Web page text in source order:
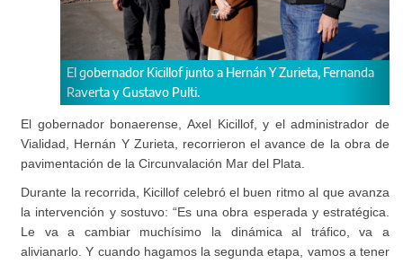
Fernanda
La obra prevé la pavimentación del Camino
045-02.
El gobernador bonaerense, Axel Kicillof, y el administrador de
Vialidad, Hernán Y Zurieta, recorrieron el avance de la obra de
pavimentación de la Circunvalación Mar del Plata.
Durante la recorrida, Kicillof celebró el buen ritmo al que avanza
la intervención y sostuvo: “Es una obra esperada y estratégica.
Le va a cambiar muchísimo la dinámica al tráfico, va a
alivianarlo. Y cuando hagamos la segunda etapa, vamos a tener